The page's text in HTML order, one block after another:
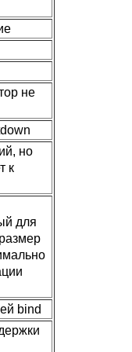
не
но
к
для
bind